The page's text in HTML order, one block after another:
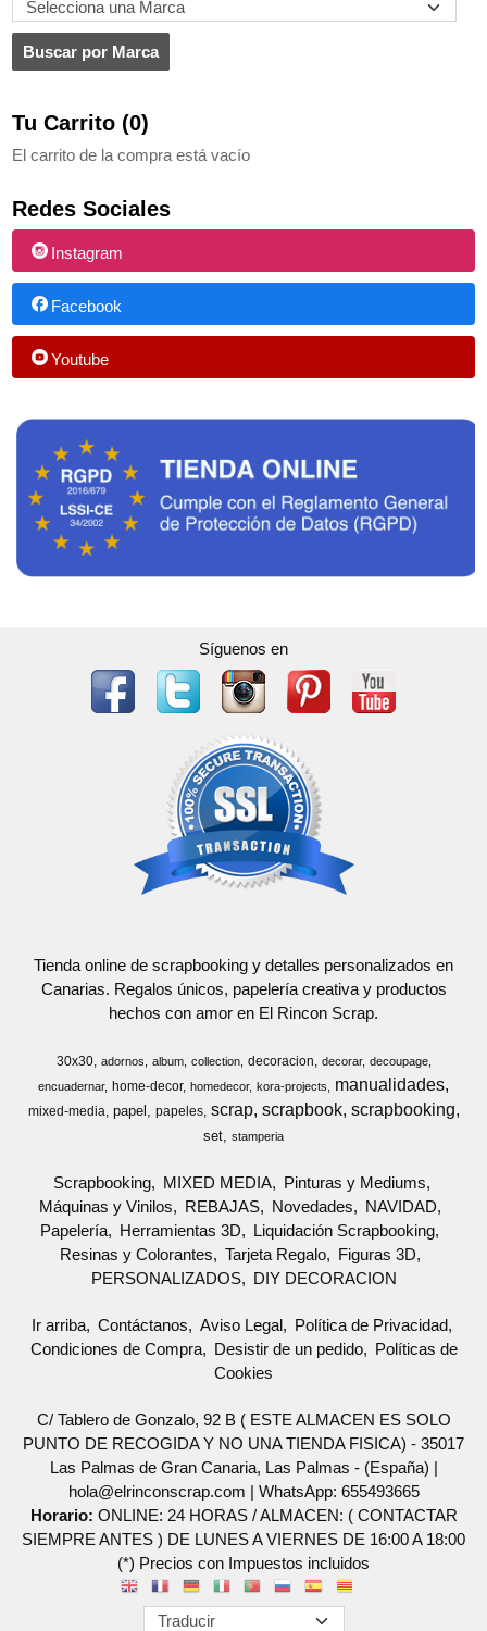
Tu Carrito (0)
El carrito de la compra está vacío
Redes Sociales
Instagram
Facebook
Youtube
Síguenos en
Tienda online de scrapbooking y detalles personalizados en
Canarias. Regalos únicos, papelería creativa y productos
hechos con amor en El Rincon Scrap.
30x30 adornos album collection decoracion decorar
decoupage
encuadernar
home-decor homedecor kora-projects manualidades
mixed-media papel papeles scrap scrapbook scrapbooking
set stamperia
Scrapbooking MIXED MEDIA
Pinturas y Mediums
Máquinas y Vinilos
REBAJAS Novedades
NAVIDAD
Papelería
Herramientas 3D
Liquidación Scrapbooking
Resinas y Colorantes
Tarjeta Regalo
Figuras 3D
PERSONALIZADOS
DIY DECORACION
Ir arriba Contáctanos Aviso Legal
Política de Privacidad
Condiciones de Compra
Desistir de un pedido
Políticas de
Cookies
C/ Tablero de Gonzalo, 92 B ( ESTE ALMACEN ES SOLO
PUNTO DE RECOGIDA Y NO UNA TIENDA FISICA) - 35017
Las Palmas de Gran Canaria, Las Palmas - (España) |
hola@elrinconscrap.com | WhatsApp: 655493665
Horario: ONLINE: 24 HORAS / ALMACEN: ( CONTACTAR
SIEMPRE ANTES ) DE LUNES A VIERNES DE 16:00 A 18:00
(*) Precios con Impuestos incluidos